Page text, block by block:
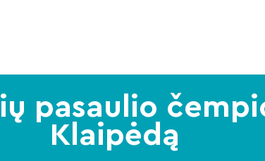
pasaulio
Klaipėdą